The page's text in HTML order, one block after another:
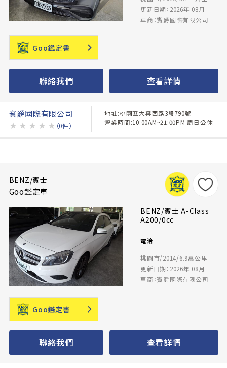
更新日期：2026年 08月
車商：賓爵國際有限公司
Goo鑑定書
聯絡我們 查看詳情
賓爵國際有限公司
★ ★ ★ ★ ★ （0件）
地址:桃園區大興西路3段790號
營業時間:10:00AM~21:00PM 周日公休
BENZ/賓士
Goo鑑定車
BENZ/賓士 A-Class
A200/0cc
電洽
桃園市/2014/6.9萬公里
更新日期：2026年 08月
車商：賓爵國際有限公司
Goo鑑定書
聯絡我們 查看詳情